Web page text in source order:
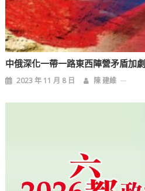
中俄深化一帶一路東西陣營矛盾加劇
2023 年 11 月 8 日 陳 建維